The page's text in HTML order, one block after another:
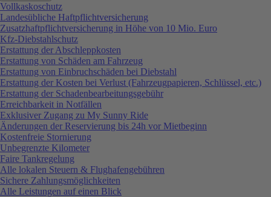
Vollkaskoschutz
Landesübliche Haftpflichtversicherung
Zusatzhaftpflichtversicherung in Höhe von 10 Mio. Euro
Kfz-Diebstahlschutz
Erstattung der Abschleppkosten
Erstattung von Schäden am Fahrzeug
Erstattung von Einbruchschäden bei Diebstahl
Erstattung der Kosten bei Verlust (Fahrzeugpapieren, Schlüssel, etc.)
Erstattung der Schadenbearbeitungsgebühr
Erreichbarkeit in Notfällen
Exklusiver Zugang zu My Sunny Ride
Änderungen der Reservierung bis 24h vor Mietbeginn
Kostenfreie Stornierung
Unbegrenzte Kilometer
Faire Tankregelung
Alle lokalen Steuern & Flughafengebühren
Sichere Zahlungsmöglichkeiten
Alle Leistungen auf einen Blick